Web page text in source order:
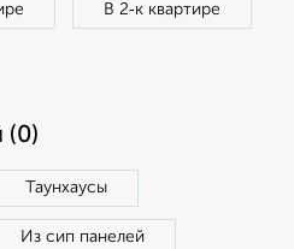
В 2‑к квартире
(0)
Таунхаусы
Из сип панелей